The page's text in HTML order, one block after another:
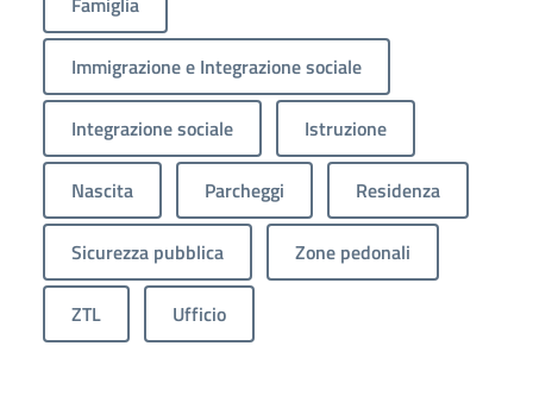
Immigrazione e Integrazione sociale
Integrazione sociale Istruzione
Nascita Parcheggi Residenza
Sicurezza pubblica Zone pedonali
ZTL Ufficio